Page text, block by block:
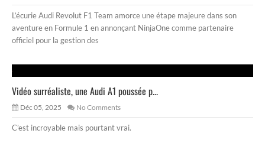
L’écurie Audi Revolut F1 Team amorce une étape majeure dans son
aventure en Formule 1 en annonçant NinjaOne comme partenaire
officiel pour la gestion des
Vidéo surréaliste, une Audi A1 poussée p...
Déc 05, 2025 No Comments
C’est incroyable mais pourtant vrai.